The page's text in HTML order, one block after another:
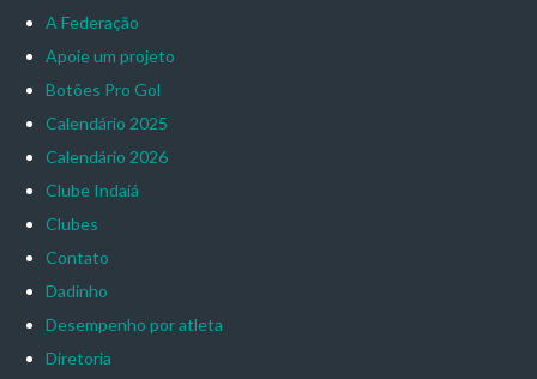
A Federação
Apoie um projeto
Botões Pro Gol
Calendário 2025
Calendário 2026
Clube Indaiá
Clubes
Contato
Dadinho
Desempenho por atleta
Diretoria